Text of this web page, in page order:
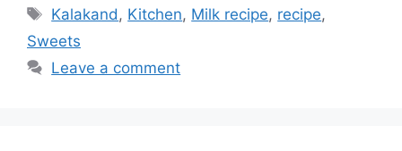
Tags
Kalakand , Kitchen, Milk recipe, recipe,
Sweets
Leave a comment